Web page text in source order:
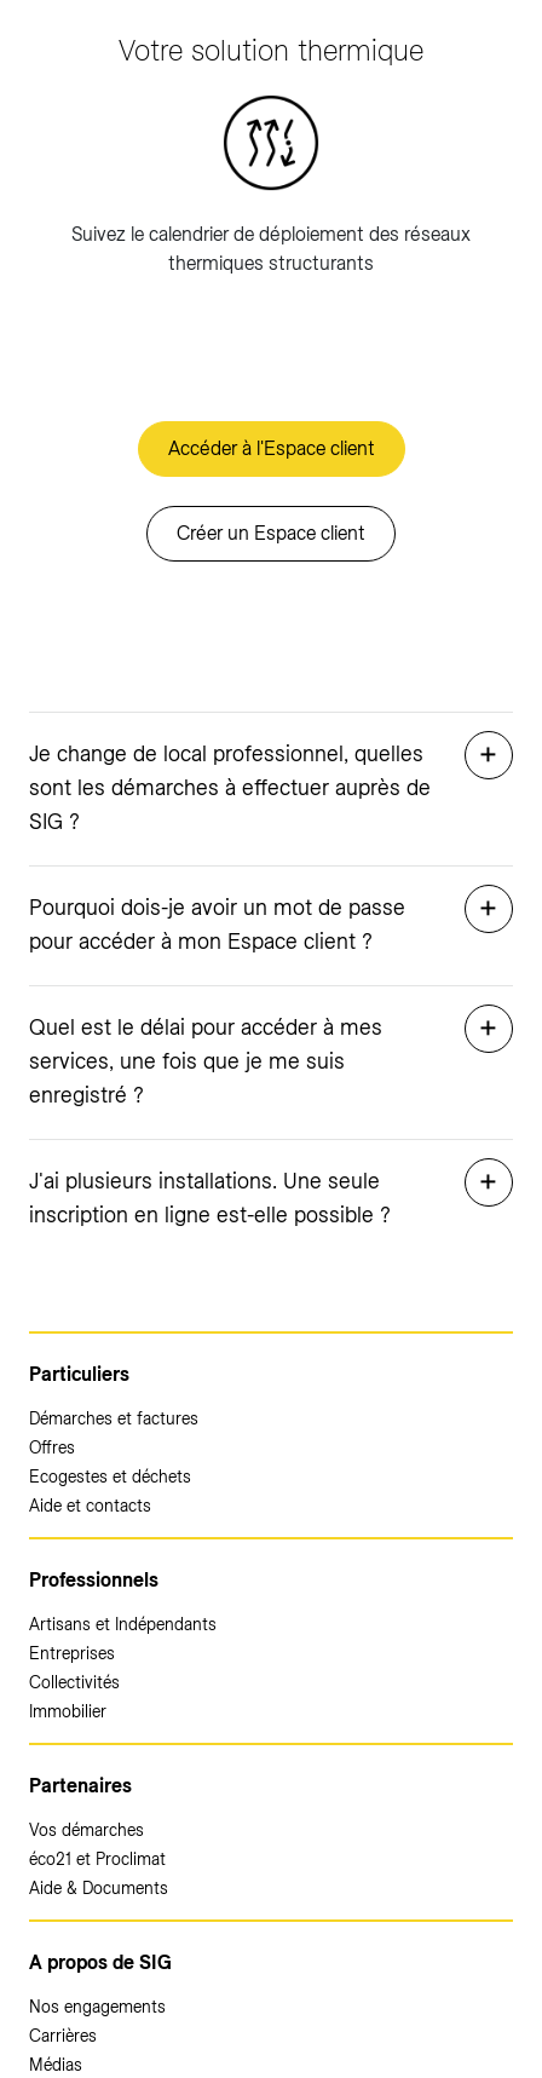
Votre solution thermique
Suivez le calendrier de déploiement des réseaux
thermiques structurants
Accéder à l'Espace client
Créer un Espace client
Je change de local professionnel, quelles
sont les démarches à effectuer auprès de
SIG ?
Pourquoi dois-je avoir un mot de passe
pour accéder à mon Espace client ?
Quel est le délai pour accéder à mes
services, une fois que je me suis
enregistré ?
J'ai plusieurs installations. Une seule
inscription en ligne est-elle possible ?
Particuliers
Démarches et factures
Offres
Ecogestes et déchets
Aide et contacts
Professionnels
Artisans et Indépendants
Entreprises
Collectivités
Immobilier
Partenaires
Vos démarches
éco21 et Proclimat
Aide & Documents
A propos de SIG
Nos engagements
Carrières
Médias